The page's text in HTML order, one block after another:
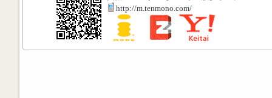
http://m.tenmono.com/